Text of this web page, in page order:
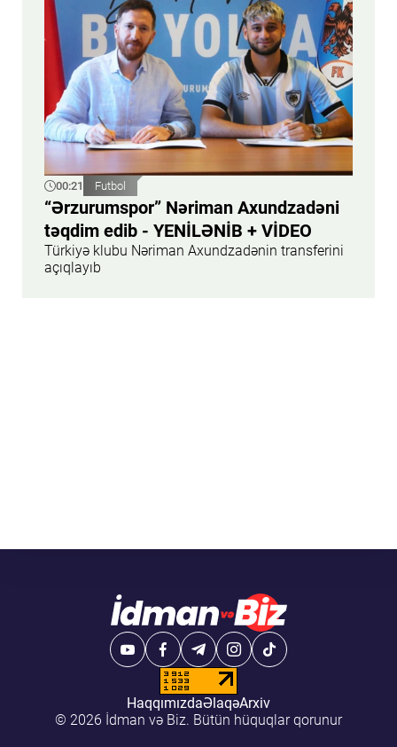
00:21 Futbol
“Ərzurumspor” Nəriman Axundzadəni
təqdim edib - YENİLƏNİB + VİDEO
Türkiyə klubu Nəriman Axundzadənin transferini
açıqlayıb
HaqqımızdaƏlaqəArxiv
© 2026 İdman və Biz. Bütün hüquqlar qorunur